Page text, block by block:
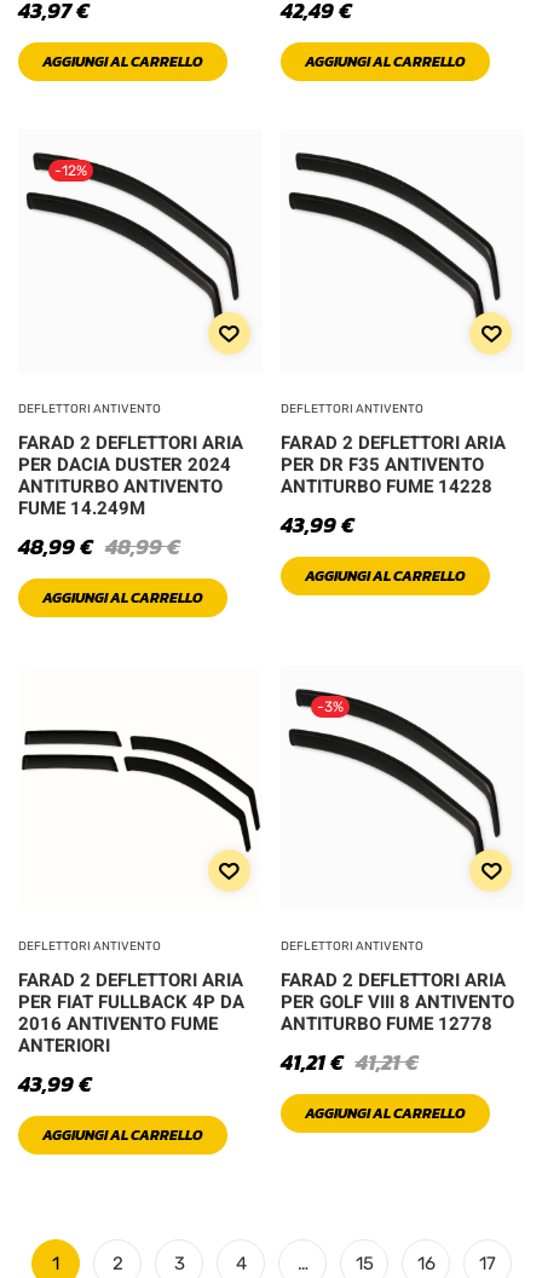
43,97€
AGGIUNGI AL CARRELLO
42,49€
AGGIUNGI AL CARRELLO
-12%
DEFLETTORI ANTIVENTO
FARAD 2 DEFLETTORI ARIA
PER DACIA DUSTER 2024
ANTITURBO ANTIVENTO
FUME 14.249M
48,99€
48,99€
AGGIUNGI AL CARRELLO
DEFLETTORI ANTIVENTO
FARAD 2 DEFLETTORI ARIA
PER DR F35 ANTIVENTO
ANTITURBO FUME 14228
43,99€
AGGIUNGI AL CARRELLO
DEFLETTORI ANTIVENTO
FARAD 2 DEFLETTORI ARIA
PER FIAT FULLBACK 4P DA
2016 ANTIVENTO FUME
ANTERIORI
43,99€
AGGIUNGI AL CARRELLO
-3%
DEFLETTORI ANTIVENTO
FARAD 2 DEFLETTORI ARIA
PER GOLF VIII 8 ANTIVENTO
ANTITURBO FUME 12778
41,21€
41,21€
AGGIUNGI AL CARRELLO
1 2 3 4 … 15 16 17